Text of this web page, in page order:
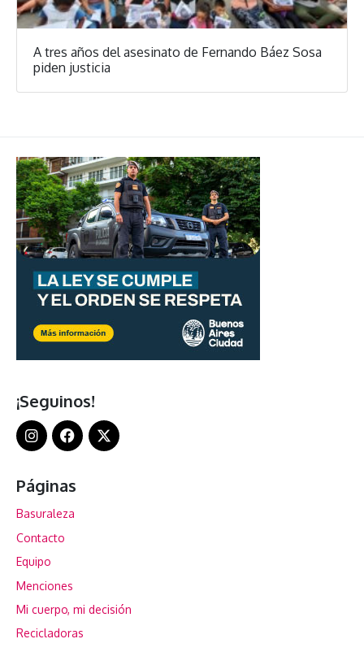
A tres años del asesinato de Fernando Báez Sosa
piden justicia
¡Seguinos!
Páginas
Basuraleza
Contacto
Equipo
Menciones
Mi cuerpo, mi decisión
Recicladoras